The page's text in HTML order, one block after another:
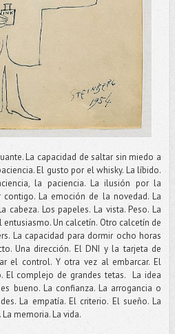
La capacidad de saltar sin miedo a
El gusto por el whisky. La líbido.
la paciencia. La ilusión por la
contigo. La emoción de la novedad. La
cabeza. Los papeles. La vista. Peso. La
Un calcetín. Otro calcetín de
La capacidad para dormir ocho horas
Una dirección. El DNI y la tarjeta de
el control. Y otra vez al embarcar. El
El complejo de grandes tetas. La idea
bueno. La confianza. La arrogancia o
La empatía. El criterio. El sueño. La
memoria. La vida.